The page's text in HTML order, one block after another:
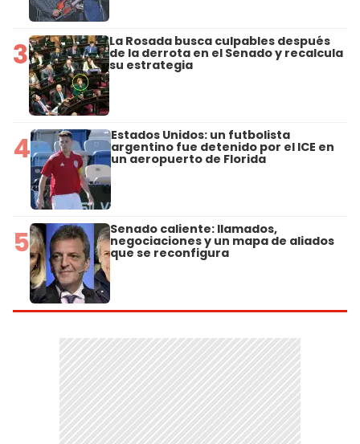
3 La Rosada busca culpables después
de la derrota en el Senado y recalcula
su estrategia
4 Estados Unidos: un futbolista
argentino fue detenido por el ICE en
un aeropuerto de Florida
5 Senado caliente: llamados,
negociaciones y un mapa de aliados
que se reconfigura